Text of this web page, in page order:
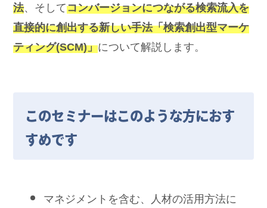
法、そしてコンバージョンにつながる検索流入を
直接的に創出する新しい手法「検索創出型マーケ
ティング(SCM)」について解説します。
このセミナーはこのような方におす
すめです
マネジメントを含む、人材の活用方法に